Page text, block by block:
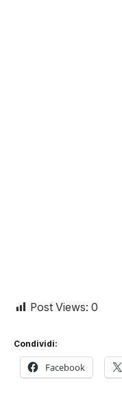
Post Views: 0
Condividi:
Facebook